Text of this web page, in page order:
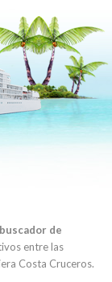
buscador de
entre las
Costa Cruceros.